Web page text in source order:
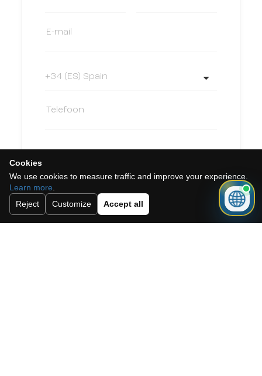
Cookies
We use cookies to measure traffic and improve your experience.
Learn more
Reject
Customize Accept all